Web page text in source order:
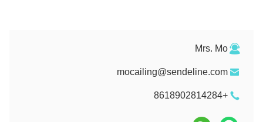
Mrs. Mo
mocailing@sendeline.com
+8618902814284